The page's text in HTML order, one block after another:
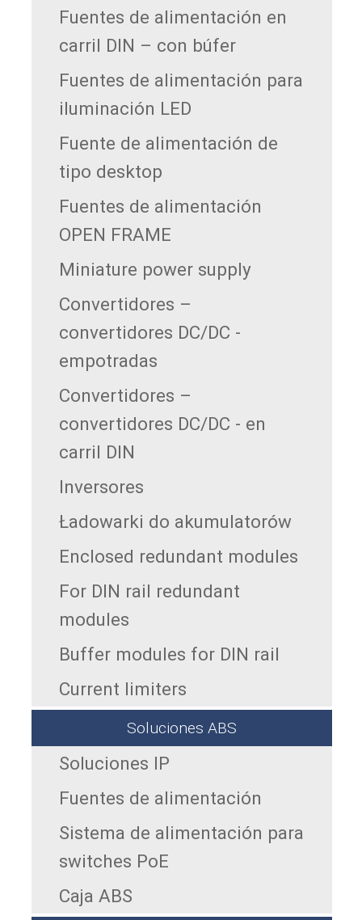
Fuentes de alimentación en
carril DIN – con búfer
Fuentes de alimentación para
iluminación LED
Fuente de alimentación de
tipo desktop
Fuentes de alimentación
OPEN FRAME
Miniature power supply
Convertidores –
convertidores DC/DC -
empotradas
Convertidores –
convertidores DC/DC - en
carril DIN
Inversores
Ładowarki do akumulatorów
Enclosed redundant modules
For DIN rail redundant
modules
Buffer modules for DIN rail
Current limiters
Soluciones ABS
Soluciones IP
Fuentes de alimentación
Sistema de alimentación para
switches PoE
Caja ABS